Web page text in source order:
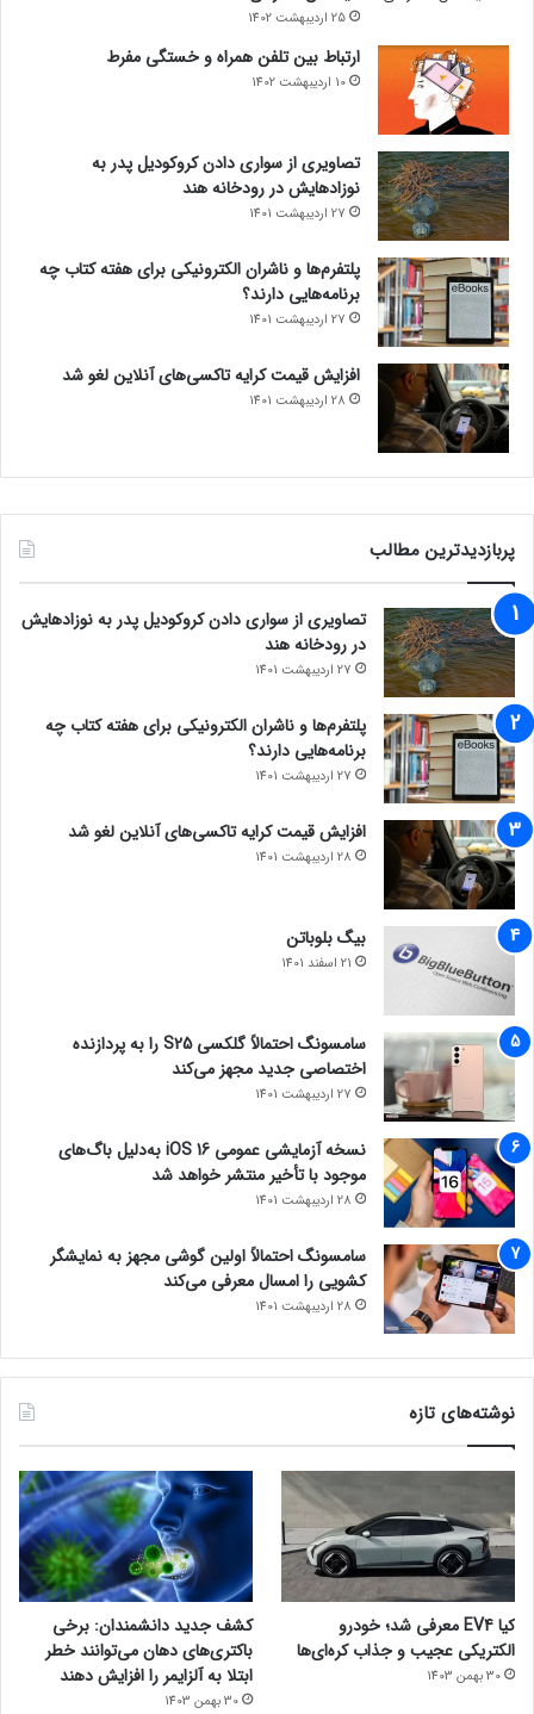
25 اردیبهشت 1402
ارتباط بین تلفن همراه و خستگی مفرط
10 اردیبهشت 1402
تصاویری از سواری دادن کروکودیل پدر به
نوزادهایش در رودخانه هند
27 اردیبهشت 1401
پلتفرم‌ها و ناشران الکترونیکی برای هفته کتاب چه
برنامه‌هایی دارند؟
27 اردیبهشت 1401
افزایش قیمت کرایه تاکسی‌های آنلاین لغو شد
28 اردیبهشت 1401
پربازدیدترین مطالب
تصاویری از سواری دادن کروکودیل پدر به نوزادهایش
در رودخانه هند
27 اردیبهشت 1401
پلتفرم‌ها و ناشران الکترونیکی برای هفته کتاب چه
برنامه‌هایی دارند؟
27 اردیبهشت 1401
افزایش قیمت کرایه تاکسی‌های آنلاین لغو شد
28 اردیبهشت 1401
بیگ بلوباتن
21 اسفند 1401
سامسونگ احتمالاً گلکسی S25 را به پردازنده
اختصاصی جدید مجهز می‌کند
27 اردیبهشت 1401
نسخه آزمایشی عمومی iOS 16 به‌دلیل باگ‌های
موجود با تأخیر منتشر خواهد شد
28 اردیبهشت 1401
سامسونگ احتمالاً اولین گوشی مجهز به نمایشگر
کشویی را امسال معرفی می‌کند
28 اردیبهشت 1401
نوشته‌های تازه
کیا EV4 معرفی شد؛ خودرو
الکتریکی عجیب و جذاب کره‌ای‌ها
30 بهمن 1403
کشف جدید دانشمندان: برخی
باکتری‌های دهان می‌توانند خطر
ابتلا به آلزایمر را افزایش دهند
30 بهمن 1403